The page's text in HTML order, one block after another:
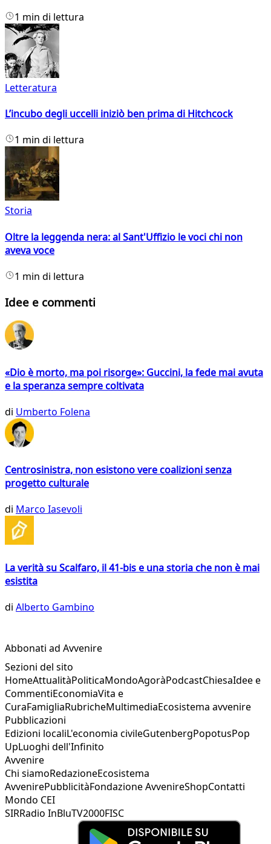
1 min di lettura
Letteratura
L’incubo degli uccelli iniziò ben prima di Hitchcock
1 min di lettura
Storia
Oltre la leggenda nera: al Sant'Uffizio le voci chi non
aveva voce
1 min di lettura
Idee e commenti
«Dio è morto, ma poi risorge»: Guccini, la fede mai avuta
e la speranza sempre coltivata
di Umberto Folena
Centrosinistra, non esistono vere coalizioni senza
progetto culturale
di Marco Iasevoli
La verità su Scalfaro, il 41-bis e una storia che non è mai
esistita
di Alberto Gambino
Abbonati ad Avvenire
Sezioni del sito
HomeAttualitàPoliticaMondoAgoràPodcastChiesaIdee e
CommentiEconomiaVita e
CuraFamigliaRubricheMultimediaEcosistema avvenire
Pubblicazioni
Edizioni localiL'economia civileGutenbergPopotusPop
UpLuoghi dell'Infinito
Avvenire
Chi siamoRedazioneEcosistema
AvvenirePubblicitàFondazione AvvenireShopContatti
Mondo CEI
SIRRadio InBluTV2000FISC